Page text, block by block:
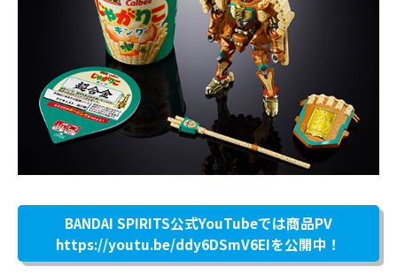
BANDAI SPIRITS公式YouTubeでは商品PV
https://youtu.be/ddy6DSmV6EIを公開中！